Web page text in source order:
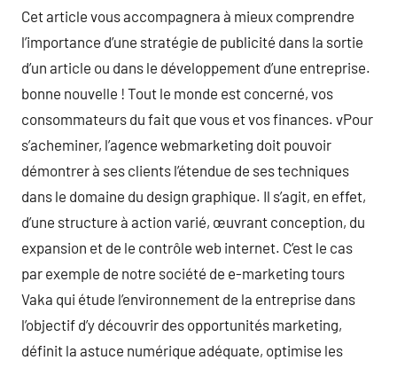
Cet article vous accompagnera à mieux comprendre
l’importance d’une stratégie de publicité dans la sortie
d’un article ou dans le développement d’une entreprise.
bonne nouvelle ! Tout le monde est concerné, vos
consommateurs du fait que vous et vos finances. vPour
s’acheminer, l’agence webmarketing doit pouvoir
démontrer à ses clients l’étendue de ses techniques
dans le domaine du design graphique. Il s’agit, en effet,
d’une structure à action varié, œuvrant conception, du
expansion et de le contrôle web internet. C’est le cas
par exemple de notre société de e-marketing tours
Vaka qui étude l’environnement de la entreprise dans
l’objectif d’y découvrir des opportunités marketing,
définit la astuce numérique adéquate, optimise les